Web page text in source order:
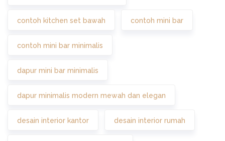
contoh kitchen set bawah contoh mini bar
contoh mini bar minimalis
dapur mini bar minimalis
dapur minimalis modern mewah dan elegan
desain interior kantor desain interior rumah